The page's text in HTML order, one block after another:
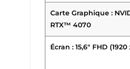
Carte Graphique :
RTX™ 4070
Écran : 15,6″ FHD (1920